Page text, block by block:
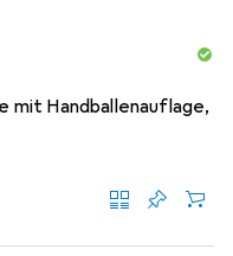
mit Handballenauflage,